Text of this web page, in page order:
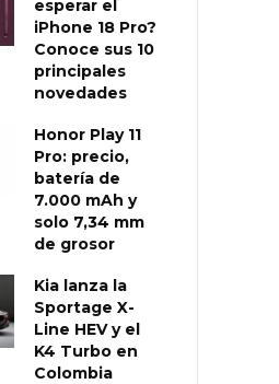
esperar el
iPhone 18 Pro?
Conoce sus 10
principales
novedades
Honor Play 11
Pro: precio,
batería de
7.000 mAh y
solo 7,34 mm
de grosor
Kia lanza la
Sportage X-
Line HEV y el
K4 Turbo en
Colombia